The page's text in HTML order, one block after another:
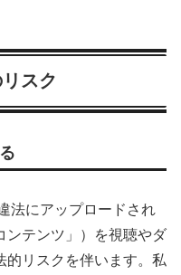
スク
法にアップロードされ
ンテンツ」）を視聴やダ
的リスクを伴います。私